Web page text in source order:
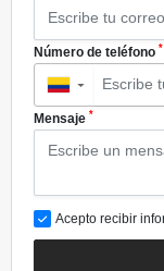
Número de teléfono *
▼
Mensaje *
Acepto recibir